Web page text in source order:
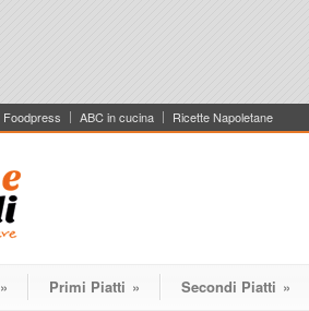
Foodpress ABC in cucina Ricette Napoletane
» Primi Piatti » Secondi Piatti »